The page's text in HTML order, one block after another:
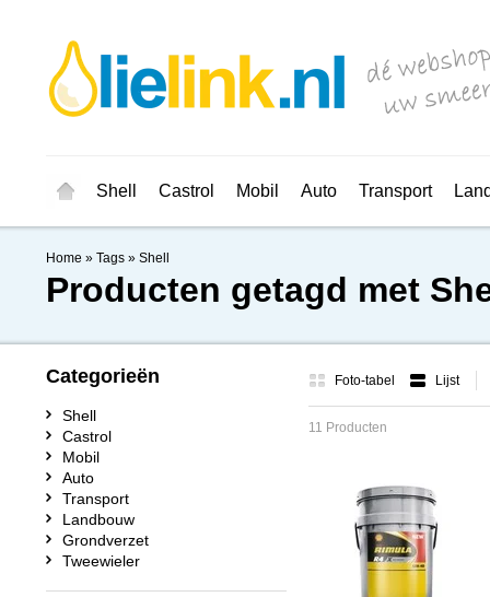
Shell Castrol Mobil Auto Transport
Home » Tags » Shell
Producten getagd met
Foto-tabel Lijst
11 Producten
Categorieën
Shell
Castrol
Mobil
Auto
Transport
Landbouw
Grondverzet
Tweewieler